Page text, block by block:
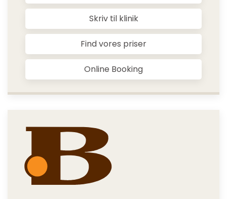
Skriv til klinik
Find vores priser
Online Booking